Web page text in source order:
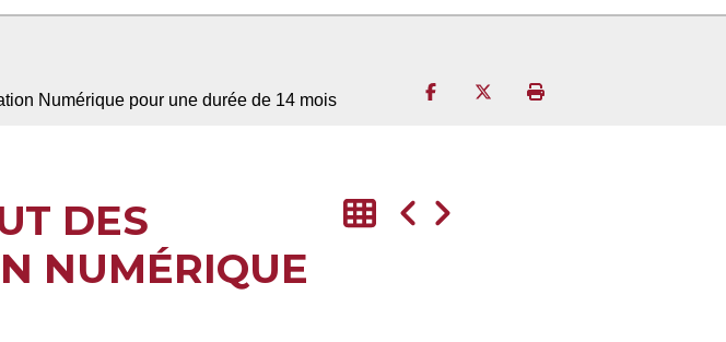
Numérique pour une durée de 14 mois Partager sur Facebook
Partager sur Twitter
Imprimer la page
DES
NUMÉRIQUE